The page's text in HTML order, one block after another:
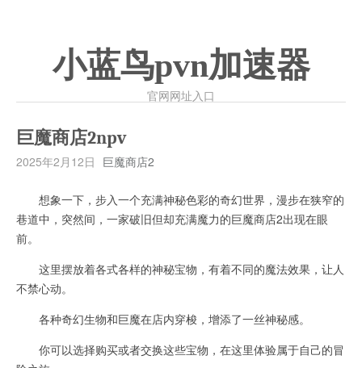
小蓝鸟pvn加速器
官网网址入口
巨魔商店2npv
2025年2月12日 巨魔商店2
想象一下，步入一个充满神秘色彩的奇幻世界，漫步在狭窄的
巷道中，突然间，一家破旧但却充满魔力的巨魔商店2出现在眼
前。
这里摆放着各式各样的神秘宝物，有着不同的魔法效果，让人
不禁心动。
各种奇幻生物和巨魔在店内穿梭，增添了一丝神秘感。
你可以选择购买或者交换这些宝物，在这里体验属于自己的冒